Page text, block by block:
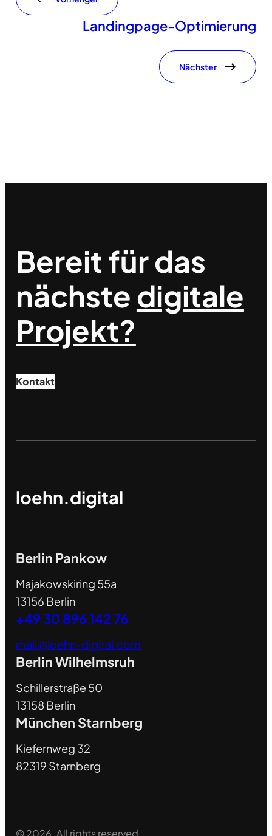
Landingpage-Optimierung
Nächster
Bereit für das
nächstedigitale
Projekt?
Kontakt
loehn.digital
Berlin Pankow
Majakowskiring 55a
13156 Berlin
+49 30 896 142 76
mail@loehn-digital.com
Berlin Wilhelmsruh
Schillerstraße 50
13158 Berlin
München Starnberg
Kiefernweg 32
82319 Starnberg
© 2026. All rights reserved.